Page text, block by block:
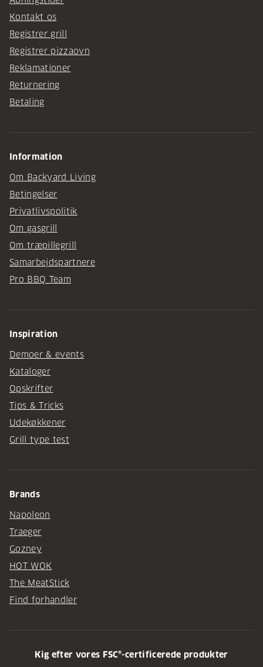
Kontakt os
Registrer grill
Registrer pizzaovn
Reklamationer
Returnering
Betaling
Information
Om Backyard Living
Betingelser
Privatlivspolitik
Om gasgrill
Om træpillegrill
Samarbejdspartnere
Pro BBQ Team
Inspiration
Demoer & events
Kataloger
Opskrifter
Tips & Tricks
Udekøkkener
Grill type test
Brands
Napoleon
Traeger
Gozney
HOT WOK
The MeatStick
Find forhandler
Kig efter vores FSC®-certificerede produkter